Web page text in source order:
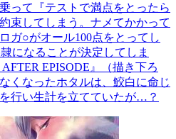
って『テストで満点をとったら
束してしまう。ナメてかかって
ガ○がオール100点をとってし
になることが決定してしま
EPISODE』（描き下ろ
くなったホタルは、鮫白に命じ
行い生計を立てていたが…？